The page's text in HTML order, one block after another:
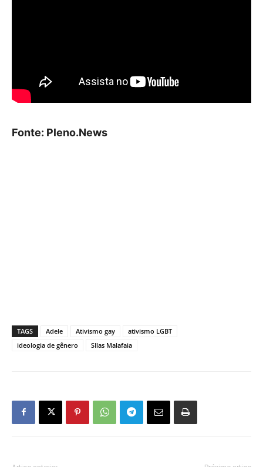
Fonte: Pleno.News
TAGS Adele Ativismo gay
ativismo LGBT
ideologia de gênero
SIlas Malafaia